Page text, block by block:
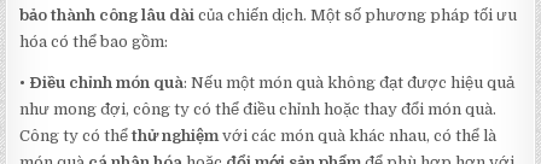
bảo thành công lâu dài của chiến dịch. Một số phương pháp tối ưu
hóa có thể bao gồm:
• Điều chỉnh món quà: Nếu một món quà không đạt được hiệu quả
như mong đợi, công ty có thể điều chỉnh hoặc thay đổi món quà.
Công ty có thểthử nghiệmvới các món quà khác nhau, có thể là